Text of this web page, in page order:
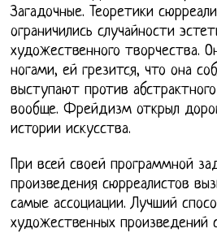
Загадочные. Теоретики
ограничились случайности
художественного творчества.
ногами, ей грезится, что она
выступают против
вообще. Фрейдизм открыл
истории искусства.
При всей своей программной
произведения сюрреалистов
самые ассоциации. Лучший
художественных произведений